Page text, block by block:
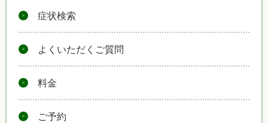
症状検索
よくいただくご質問
料金
ご予約